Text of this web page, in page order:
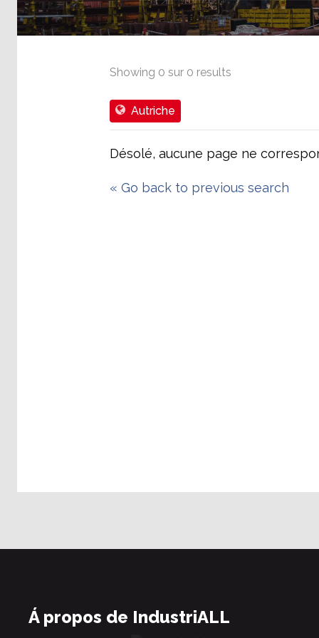
Showing 0sur 0 results
Autriche
Désolé, aucune page ne
«Go back to previous search
Á propos de IndustriALL